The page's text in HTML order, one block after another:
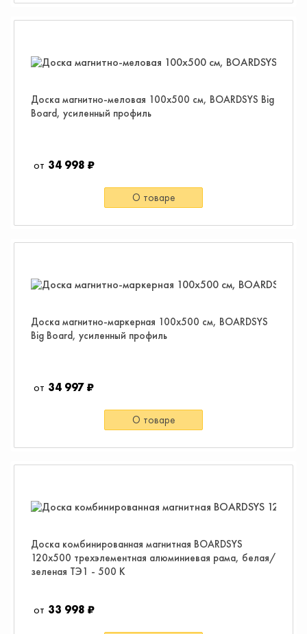
Доска магнитно-меловая 100х500 см, BOARDSYS Big
Board, усиленный профиль
34 998 ₽
О товаре
Доска магнитно-маркерная 100х500 см, BOARDSYS
Big Board, усиленный профиль
34 997 ₽
О товаре
Доска комбинированная магнитная BOARDSYS
120x500 трехэлементная алюминиевая рама, белая/
зеленая ТЭ1 - 500 К
33 998 ₽